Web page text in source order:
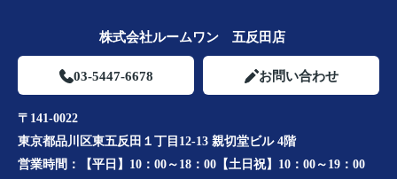
株式会社ルームワン 五反田店
03-5447-6678 お問い合わせ
〒141-0022
東京都品川区東五反田１丁目12-13 親切堂ビル 4階
営業時間：
【平日】10：00～18：00【土日祝】10：00～19：00